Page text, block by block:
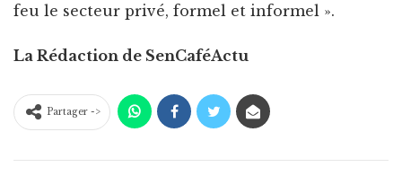
feu le secteur privé, formel et informel ».
La Rédaction de SenCaféActu
Partager ->